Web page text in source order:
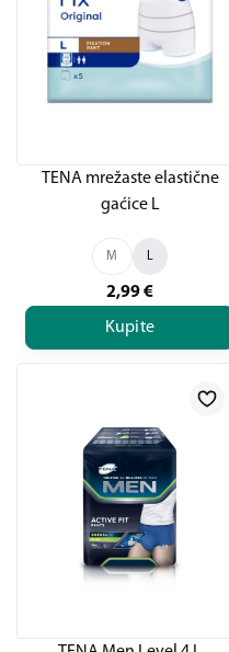
TENA mrežaste elastične
gaćice L
M L
2,99€
Kupite